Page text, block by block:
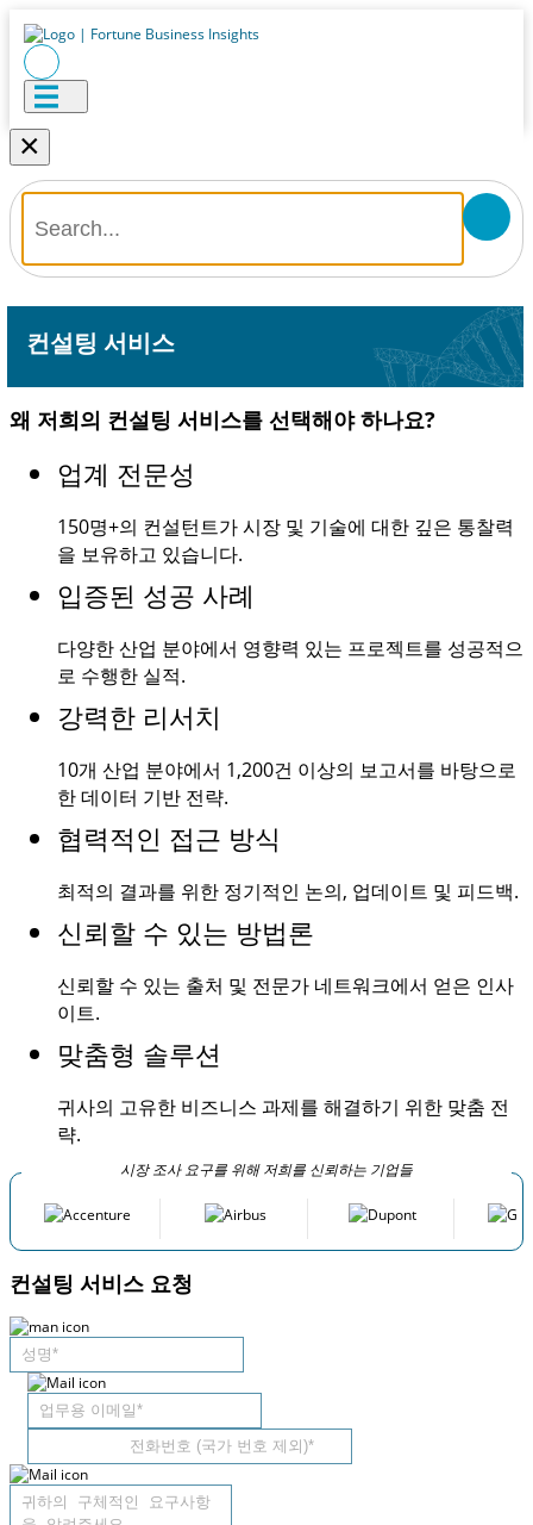
×
컨설팅 서비스
왜 저희의 컨설팅 서비스를 선택해야 하나요?
업계 전문성
150명+의 컨설턴트가 시장 및 기술에 대한 깊은 통찰력
을 보유하고 있습니다.
입증된 성공 사례
다양한 산업 분야에서 영향력 있는 프로젝트를 성공적으
로 수행한 실적.
강력한 리서치
10개 산업 분야에서 1,200건 이상의 보고서를 바탕으로
한 데이터 기반 전략.
협력적인 접근 방식
최적의 결과를 위한 정기적인 논의, 업데이트 및 피드백.
신뢰할 수 있는 방법론
신뢰할 수 있는 출처 및 전문가 네트워크에서 얻은 인사
이트.
맞춤형 솔루션
귀사의 고유한 비즈니스 과제를 해결하기 위한 맞춤 전
략.
시장 조사 요구를 위해 저희를 신뢰하는 기업들
컨설팅 서비스 요청